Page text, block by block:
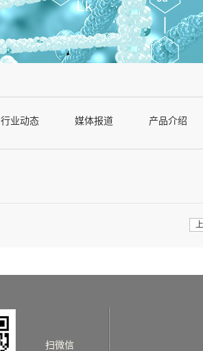
行业动态 媒体报道 产品介绍
扫微信